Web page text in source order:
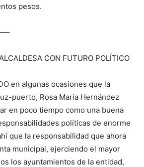
pesos.
CON FUTURO POLÍTICO
en algunas ocasiones que la
puerto, Rosa María Hernández
en poco tiempo como una buena
políticas de enorme
que la responsabilidad que ahora
municipal, ejerciendo el mayor
los ayuntamientos de la entidad,